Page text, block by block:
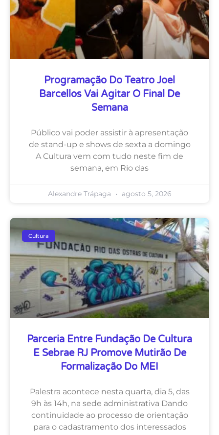
Programação Do Teatro Joel
Barcellos Vai Agitar O Final De
Semana
Público vai poder assistir à apresentação
de stand-up e shows de sexta a domingo
A Cultura vem com tudo neste fim de
semana, em Rio das
Alexandre Trápaga agosto 5, 2026
Cultura
Parceria Entre Fundação De Cultura
E Sebrae RJ Promove Mutirão De
Formalização Do MEI
Palestra acontece nesta quarta, dia 5, das
9h às 14h, na sede administrativa Dando
continuidade ao processo de orientação
para o cadastramento dos interessados